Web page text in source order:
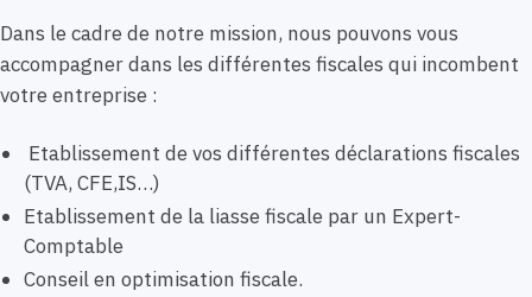
Dans le cadre de notre mission, nous pouvons vous
accompagner dans les différentes fiscales qui incombent
votre entreprise :
Etablissement de vos différentes déclarations fiscales
(TVA, CFE,IS…)
Etablissement de la liasse fiscale par un Expert-
Comptable
Conseil en optimisation fiscale.